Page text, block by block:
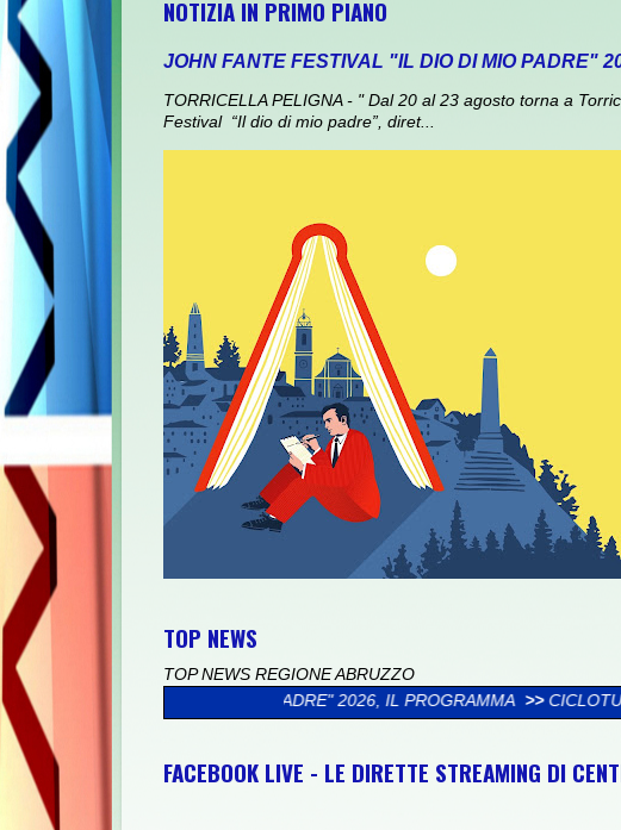
NOTIZIA IN PRIMO PIANO
JOHN FANTE FESTIVAL "IL DIO DI MIO PADRE"
TORRICELLA PELIGNA - " Dal 20 al 23 agosto torna a
Festival “Il dio di mio padre”, diret...
TOP NEWS
TOP NEWS REGIONE ABRUZZO
PADRE" 2026, IL PROGRAMMA
>> CICLOTURISTICA PEDALOSTORTO:
FACEBOOK LIVE - LE DIRETTE STREAMING DI